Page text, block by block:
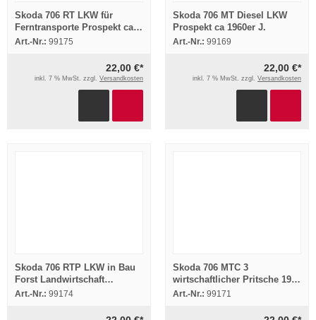
Skoda 706 RT LKW für
Ferntransporte Prospekt ca
1960er J
Art.-Nr.: 99175
22,00 €*
inkl. 7 % MwSt. zzgl. Versandkosten
Skoda 706 MT Diesel LKW
Prospekt ca 1960er J.
Art.-Nr.: 99169
22,00 €*
inkl. 7 % MwSt. zzgl. Versandkosten
Skoda 706 RTP LKW in Bau
Forst Landwirtschaft
Prospekt ca 1960er J
Art.-Nr.: 99174
Skoda 706 MTC 3
wirtschaftlicher Pritsche 192
PS LKW Prospekt ca 1960er
Art.-Nr.: 99171